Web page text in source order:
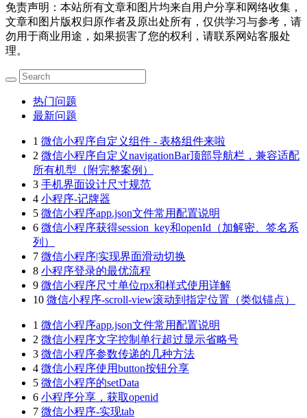
免责声明：本站所有文章和图片均来自用户分享和网络收集，
文章和图片版权归原作者及原出处所有，仅供学习与参考，请
勿用于商业用途，如果损害了您的权利，请联系网站客服处
理。
热门问题
最新问题
1 微信小程序自定义组件 - 表格组件来啦
2 微信小程序自定义navigationBar顶部导航栏，兼容适配
所有机型（附完整案例）
3 手机界面设计尺寸规范
4 小程序-记牌器
5 微信小程序app.json文件常用配置说明
6 微信小程序获得session_key和openId（加解密、签名系
列）
7 微信小程序|实现界面滑动切换
8 小程序登录的最优流程
9 微信小程序尺寸单位rpx和样式使用详解
10 微信小程序-scroll-view滚动到指定位置（类似锚点）
1 微信小程序app.json文件常用配置说明
2 微信小程序文字控制单行超过显示省略号
3 微信小程序参数传递的几种方法
4 微信小程序使用button按钮分享
5 微信小程序的setData
6 小程序分享，获取openid
7 微信小程序-实现tab